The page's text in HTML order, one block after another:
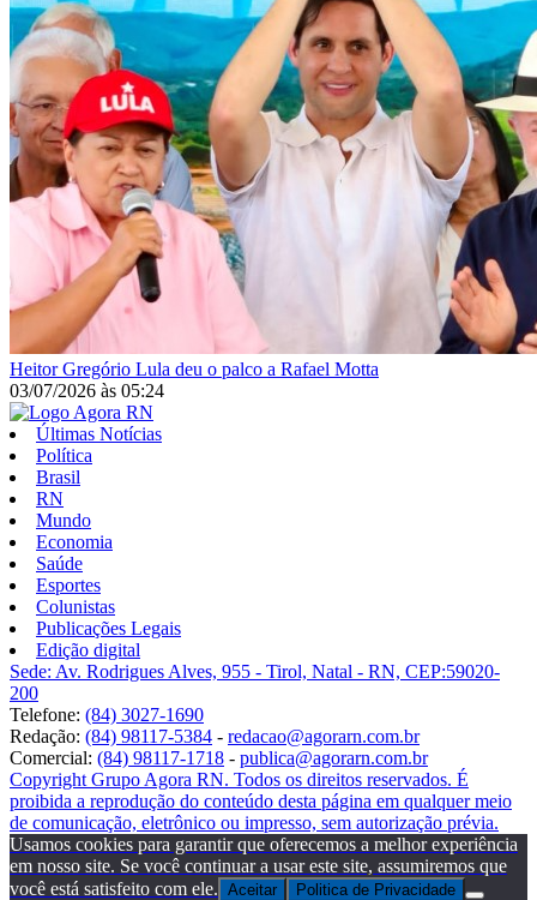
Heitor Gregório Lula deu o palco a Rafael Motta
03/07/2026 às 05:24
Últimas Notícias
Política
Brasil
RN
Mundo
Economia
Saúde
Esportes
Colunistas
Publicações Legais
Edição digital
Sede: Av. Rodrigues Alves, 955 - Tirol, Natal - RN, CEP:59020-
200
Telefone: (84) 3027-1690
Redação: (84) 98117-5384 - redacao@agorarn.com.br
Comercial: (84) 98117-1718 - publica@agorarn.com.br
Copyright Grupo Agora RN. Todos os direitos reservados. É
proibida a reprodução do conteúdo desta página em qualquer meio
de comunicação, eletrônico ou impresso, sem autorização prévia.
Usamos cookies para garantir que oferecemos a melhor experiência
em nosso site. Se você continuar a usar este site, assumiremos que
você está satisfeito com ele. Aceitar Politica de Privacidade